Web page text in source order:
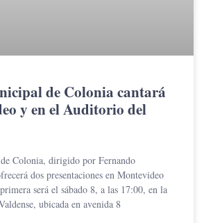
de Colonia cantará
y en el Auditorio del
Colonia, dirigido por Fernando
dos presentaciones en Montevideo
será el sábado 8, a las 17:00, en la
ubicada en avenida 8